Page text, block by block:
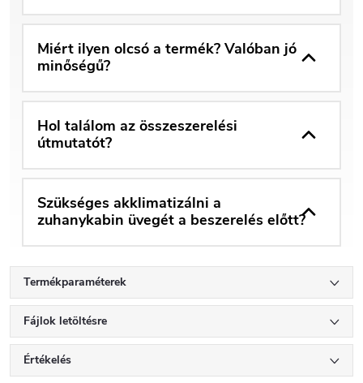
Miért ilyen olcsó a termék? Valóban jó
minőségű?
Hol találom az összeszerelési
útmutatót?
Szükséges akklimatizálni a
zuhanykabin üvegét a beszerelés előtt?
Termékparaméterek
Fájlok letöltésre
Értékelés